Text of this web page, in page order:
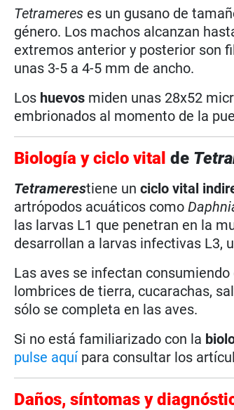
Tetrameres es un gusano de
género. Los machos alcanzan
extremos anterior y posterior son
unas 3-5 a 4-5 mm de ancho.
Los huevos miden unas 28x52
embrionados al momento de la
Biología y ciclo vitalde
Tetramerestiene unciclo vital
artrópodos acuáticos como
las larvas L1 que penetran en la
desarrollan a larvas infectivas L3,
Las aves se infectan
lombrices de tierra, cucarachas,
sólo se completa en las aves.
Si no está familiarizado con la
pulse aquípara consultar los
Daños, síntomas y